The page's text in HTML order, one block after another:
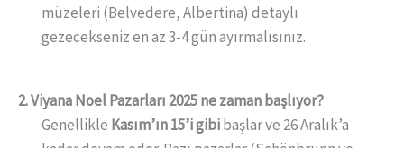
müzeleri (Belvedere, Albertina) detaylı
gezecekseniz en az 3-4 gün ayırmalısınız.
2. Viyana Noel Pazarları 2025 ne zaman başlıyor?
Genellikle Kasım’ın 15’i gibibaşlar ve 26 Aralık’a